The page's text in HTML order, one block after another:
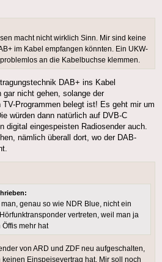
macht nicht wirklich Sinn. Mir sind keine
im Kabel empfangen könnten. Ein UKW-
an die Kabelbuchse klemmen.
DAB+ ins Kabel
nicht gehen, solange der
TV-Programmen belegt ist! Es geht mir um
würden dann natürlich auf DVB-C
digital eingespeisten Radiosender auch.
nämlich überall dort, wo der DAB-
genau so wie NDR Blue, nicht ein
vertreten, weil man ja
Öffis mehr hat
von ARD und ZDF neu aufgeschalten,
Einspeisevertrag hat. Mir soll noch